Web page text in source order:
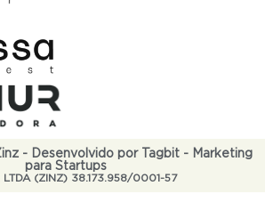
- Desenvolvido por Tagbit - Marketing
para Startups
LTDA (ZINZ) 38.173.958/0001-57